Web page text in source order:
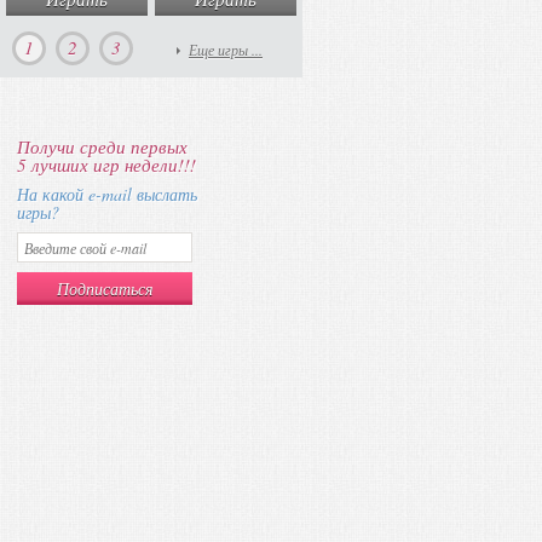
1
2 3 Еще игры ...
Получи среди первых
5 лучших игр недели!!!
На какой e-mail выслать
игры?